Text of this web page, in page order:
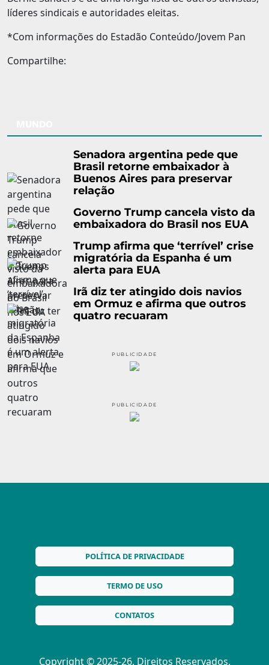
líderes sindicais e autoridades eleitas.
*Com informações do Estadão Conteúdo/Jovem Pan
Compartilhe:
Senadora argentina pede que
Brasil retorne embaixador à
Buenos Aires para preservar
relação
Governo Trump cancela visto da
embaixadora do Brasil nos EUA
Trump afirma que ‘terrível’ crise
migratória da Espanha é um
alerta para EUA
Irã diz ter atingido dois navios
em Ormuz e afirma que outros
quatro recuaram
PUBLICIDADE
PUBLICIDADE
POLÍTICA DE PRIVACIDADE
TERMO DE USO
CONTATOS
Copyright © 2025-26. Direitos Reservados.